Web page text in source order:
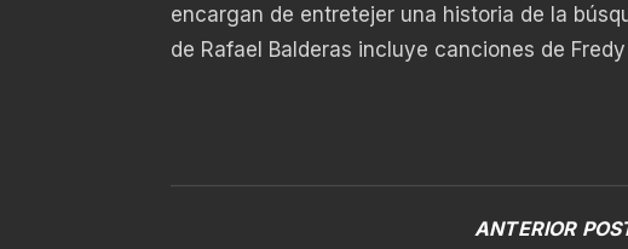
encargan de entretejer una historia de la
de Rafael Balderas incluye canciones de
ANTERIOR